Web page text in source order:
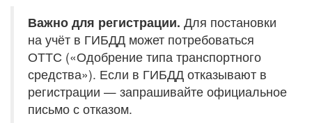
Важно для регистрации. Для постановки
на учёт в ГИБДД может потребоваться
ОТТС («Одобрение типа транспортного
средства»). Если в ГИБДД отказывают в
регистрации — запрашивайте официальное
письмо с отказом.